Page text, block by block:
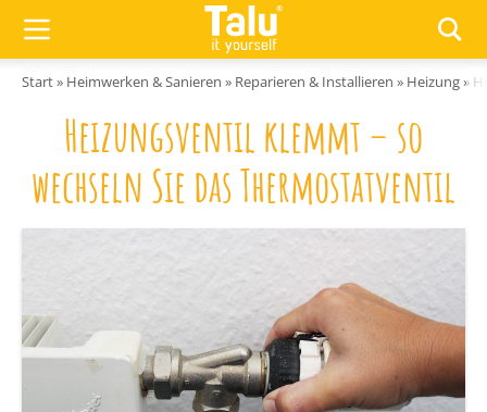
Start» Heimwerken & Sanieren » Reparieren & Installieren » Heizung»
Heizungsventil klemmt – so
wechseln Sie das Thermostatventil